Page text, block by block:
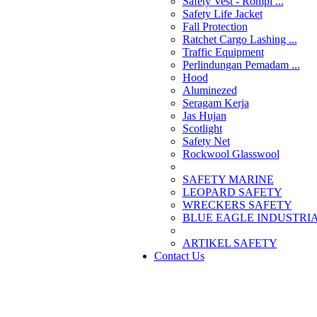
Safety Life Jacket
Fall Protection
Ratchet Cargo Lashing ...
Traffic Equipment
Perlindungan Pemadam ...
Hood
Aluminezed
Seragam Kerja
Jas Hujan
Scotlight
Safety Net
Rockwool Glasswool
SAFETY MARINE
LEOPARD SAFETY
WRECKERS SAFETY
BLUE EAGLE
­ARTIKEL SAFETY
Contact Us